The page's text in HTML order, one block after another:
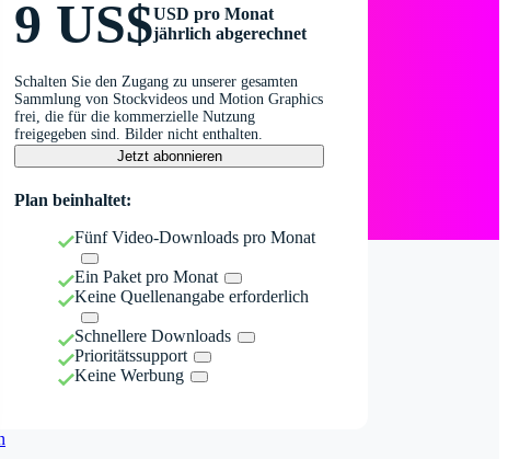
9 US$USD pro Monat
jährlich abgerechnet
Schalten Sie den Zugang zu unserer gesamten
Sammlung von Stockvideos und Motion Graphics
frei, die für die kommerzielle Nutzung
freigegeben sind. Bilder nicht enthalten.
Jetzt abonnieren
Plan beinhaltet:
Fünf Video-Downloads pro Monat
Ein Paket pro Monat
Keine Quellenangabe erforderlich
Schnellere Downloads
Prioritätssupport
Keine Werbung